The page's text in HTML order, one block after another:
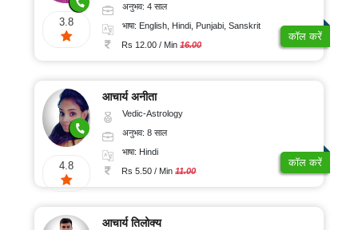
3.8
अनुभव: 4 साल
भाषा: English, Hindi, Punjabi, Sanskrit
Rs 12.00 / Min16.00
कॉल करें
4.8
आचार्य अनीता
Vedic-Astrology
अनुभव: 8 साल
भाषा: Hindi
Rs 5.50 / Min11.00
कॉल करें
आचार्य तिलोक्य